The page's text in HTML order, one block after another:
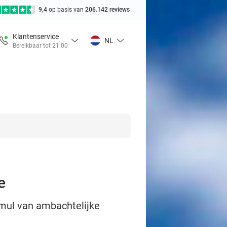
9,4 op basis van 206.142 reviews
Klantenservice
Bereikbaar tot 21:00
NL
van ambachtelijke